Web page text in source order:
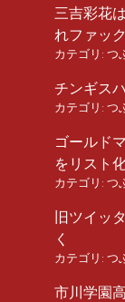
三吉彩花
れファッ
カテゴリ: つ
チンギス
カテゴリ: つ
ゴールド
をリスト
カテゴリ: つ
旧ツイッ
く
カテゴリ: つ
市川学園